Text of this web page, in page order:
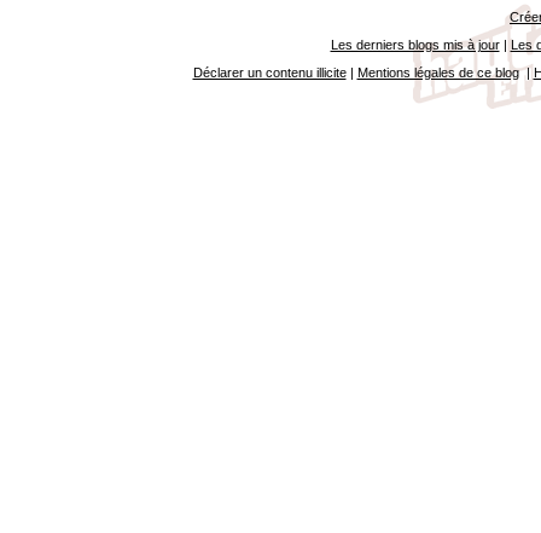
Les derniers blogs mis à jour| Les
Déclarer un contenu illicite| Mentions légales de ce blog|